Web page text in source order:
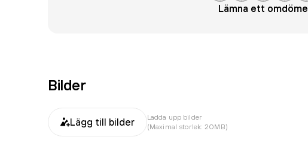
Lämna ett omdöme
Bilder
Lägg till bilder
Ladda upp bilder
(Maximal storlek: 20MB)